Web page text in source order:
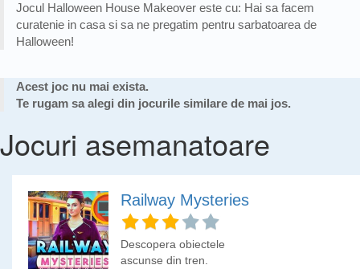
Jocul Halloween House Makeover este cu: Hai sa facem
curatenie in casa si sa ne pregatim pentru sarbatoarea de
Halloween!
Acest joc nu mai exista.
Te rugam sa alegi din jocurile similare de mai jos.
Jocuri asemanatoare
Railway Mysteries
Descopera obiectele
ascunse din tren.